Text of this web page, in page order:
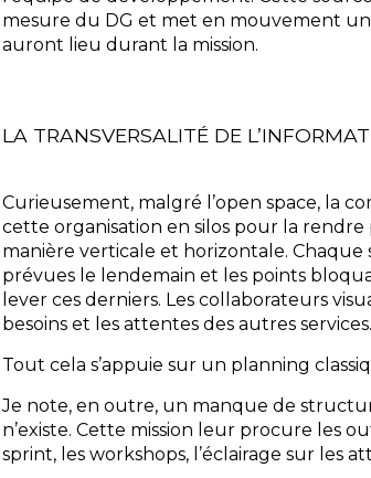
mesure du DG et met en mouvement
auront lieu durant la mission.
LA TRANSVERSALITÉ DE
Curieusement, malgré l’open space, la
cette organisation en silos pour la rendre
manière verticale et horizontale.
prévues le lendemain et les points
lever ces derniers. Les collaborateurs
besoins et les attentes des autres services.
Tout cela s’appuie sur un planning
Je note, en outre, un manque de
n’existe. Cette mission leur procure les
sprint, les workshops, l’éclairage sur les